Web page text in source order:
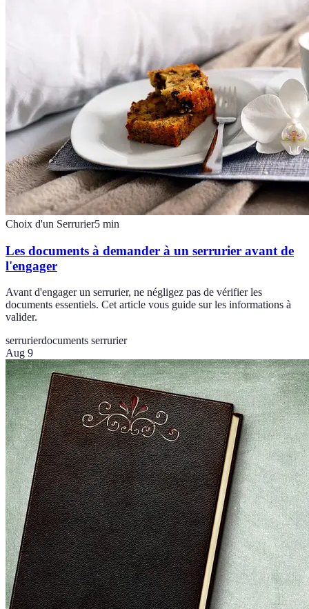
Choix d'un Serrurier5 min
Les documents à demander à un serrurier avant de
l'engager
Avant d'engager un serrurier, ne négligez pas de vérifier les
documents essentiels. Cet article vous guide sur les informations à
valider.
serrurierdocuments serrurier
Aug 9